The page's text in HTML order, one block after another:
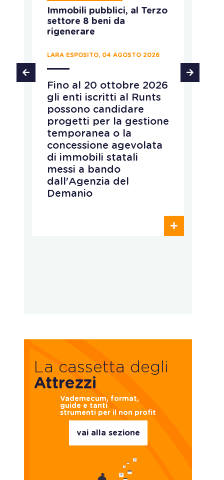
Immobili pubblici, al Terzo
settore 8 beni da
rigenerare
LARA ESPOSITO, 04 AGOSTO 2026
Fino al 20 ottobre 2026
gli enti iscritti al Runts
possono candidare
progetti per la gestione
temporanea o la
concessione agevolata
di immobili statali
messi a bando
dall'Agenzia del
Demanio
La cassetta degli
Attrezzi
Vademecum, format,
guide e tanti
strumenti per il non profit
vai alla sezione